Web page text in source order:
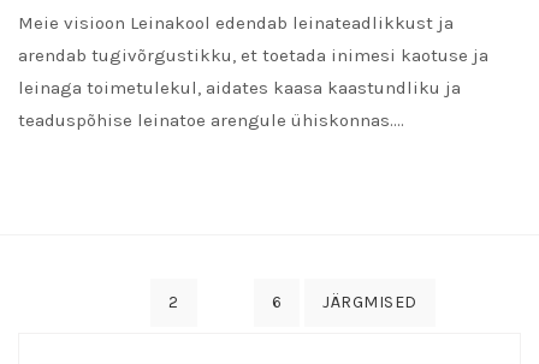
Meie visioon Leinakool edendab leinateadlikkust ja
arendab tugivõrgustikku, et toetada inimesi kaotuse ja
leinaga toimetulekul, aidates kaasa kaastundliku ja
teaduspõhise leinatoe arengule ühiskonnas.…
2 6 JÄRGMISED